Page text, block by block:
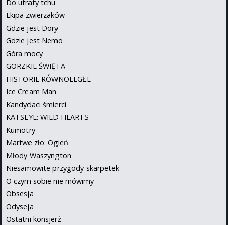
Do utraty tchu
Ekipa zwierzaków
Gdzie jest Dory
Gdzie jest Nemo
Góra mocy
GORZKIE ŚWIĘTA
HISTORIE RÓWNOLEGŁE
Ice Cream Man
Kandydaci śmierci
KATSEYE: WILD HEARTS
Kumotry
Martwe zło: Ogień
Młody Waszyngton
Niesamowite przygody skarpetek
O czym sobie nie mówimy
Obsesja
Odyseja
Ostatni konsjerż